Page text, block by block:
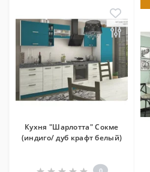
Кухня "Шарлотта" Сокме
(индиго/ дуб крафт белый)